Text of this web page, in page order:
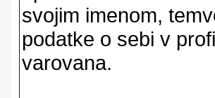
svojim imenom,
podatke o sebi v
varovana.